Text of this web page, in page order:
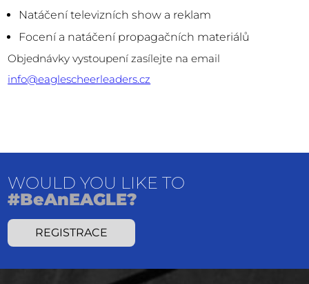
Natáčení televizních show a reklam
Focení a natáčení propagačních materiálů
Objednávky vystoupení zasílejte na email
info@eaglescheerleaders.cz
WOULD YOU LIKE TO
#BeAnEAGLE?
REGISTRACE